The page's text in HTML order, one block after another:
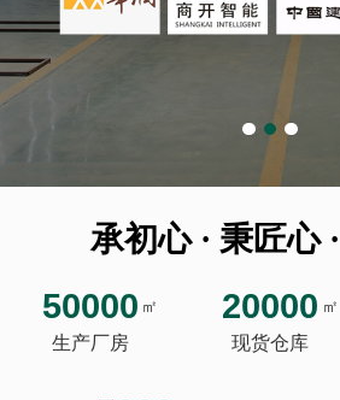
承初心 · 秉匠心
50000 ㎡
生产厂房
20000 ㎡
现货仓库